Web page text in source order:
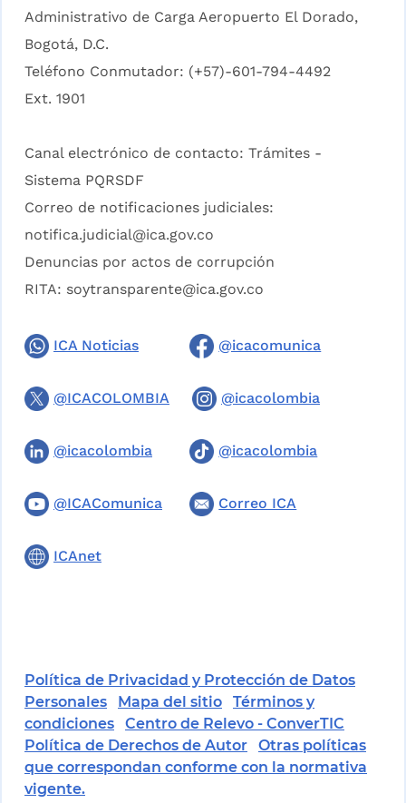
Administrativo de Carga Aeropuerto El Dorado,
Bogotá, D.C.
Teléfono Conmutador: (+57)-601-794-4492
Ext. 1901
Canal electrónico de contacto: Trámites -
Sistema PQRSDF
Correo de notificaciones judiciales:
notifica.judicial@ica.gov.co
Denuncias por actos de corrupción
RITA: soytransparente@ica.gov.co
ICA Noticias @icacomunica
@ICACOLOMBIA @icacolombia
@icacolombia @icacolombia
@ICAComunica Correo ICA
ICAnet
Política de Privacidad y Protección de Datos
Personales
Mapa del sitio
Términos y
condiciones
Centro de Relevo - ConverTIC
Política de Derechos de Autor
Otras políticas
que correspondan conforme con la normativa
vigente.